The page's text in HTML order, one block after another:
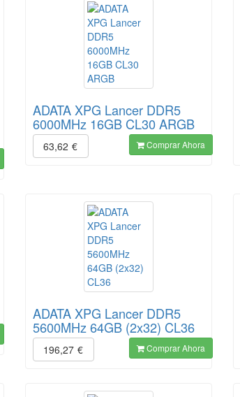
ADATA XPG Lancer DDR5
6000MHz 16GB CL30 ARGB
63,62 € Comprar Ahora
ADATA XPG Lancer DDR5
5600MHz 64GB (2x32) CL36
196,27 € Comprar Ahora